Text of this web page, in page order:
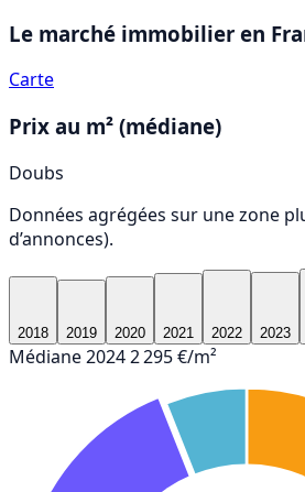
Le marché immobilier en
Carte
Prix au m² (médiane)
Doubs
Données agrégées sur une zone
d’annonces).
2018 2019 2020 2021 2022 2023
Médiane 20242 295 €/m²